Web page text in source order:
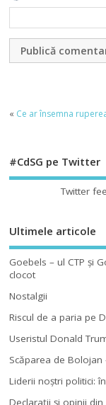
« Ce ar însemna
#CdSG pe Twitter
Twitter
Ultimele articole
Goebels – ul CTP şi
clocot
Nostalgii
Riscul de a paria pe
Useristul Donald
Scăparea de
Liderii noştri politici: